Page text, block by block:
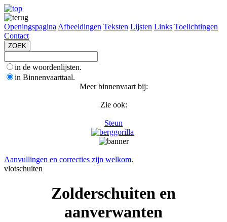
Openingspagina Afbeeldingen Teksten Lijsten Links Toelichtingen
Contact
in de woordenlijsten.
in Binnenvaarttaal.
Meer binnenvaart bij:
Zie ook:
Steun
Aanvullingen en correcties zijn welkom.
vlotschuiten
Zolderschuiten en
aanverwanten